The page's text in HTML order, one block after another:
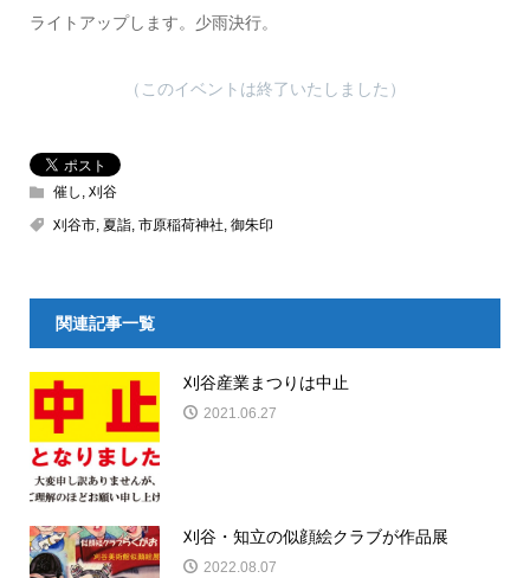
ライトアップします。少雨決行。
（このイベントは終了いたしました）
催し , 刈谷
刈谷市, 夏詣, 市原稲荷神社, 御朱印
関連記事一覧
刈谷産業まつりは中止
2021.06.27
刈谷・知立の似顔絵クラブが作品展
2022.08.07